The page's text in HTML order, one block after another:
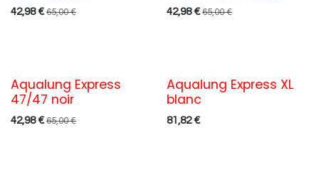
42,98€ 65,00€ 42,98€ 65,00€
Aqualung Express
47/47 noir
42,98€ 65,00€
Aqualung Express XL
blanc
81,82€